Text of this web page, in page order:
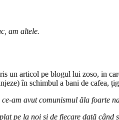
am altele.
un articol pe blogul lui zoso, in
în schimbul a bani de cafea,
am avut comunismul ăla foarte
pe la noi și de fiecare dată